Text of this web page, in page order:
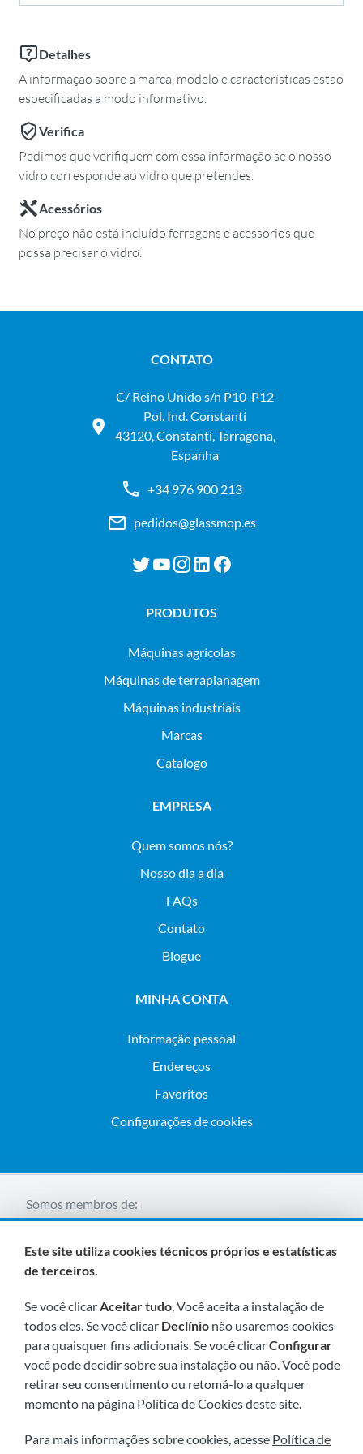
Detalhes
A informação sobre a marca, modelo e características estão
especificadas a modo informativo.
Verifica
Pedimos que verifiquem com essa informação se o nosso
vidro corresponde ao vidro que pretendes.
Acessórios
No preço não está incluído ferragens e acessórios que
possa precisar o vidro.
CONTATO
C/ Reino Unido s/n P10-P12
Pol. Ind. Constantí
43120, Constantí, Tarragona,
Espanha
+34 976 900 213
pedidos@glassmop.es
PRODUTOS
máquinas agrícolas
máquinas de terraplanagem
máquinas industriais
Marcas
Catalogo
EMPRESA
Quem somos nós?
Nosso dia a dia
FAQs
Contato
Blogue
MINHA CONTA
Informação pessoal
Endereços
Favoritos
Configurações de cookies
Somos membros de:
Visite-nos em breve em:
Este site utiliza cookies técnicos próprios e estatísticas
de terceiros.
Se você clicarAceitar tudo, Você aceita a instalação de
todos eles. Se você clicar Declínio não usaremos cookies
para quaisquer fins adicionais. Se você clicarConfigurar
você pode decidir sobre sua instalação ou não. Você pode
retirar seu consentimento ou retomá-lo a qualquer
momento na página Política de Cookies deste site.
Para mais informações sobre cookies, acesse Política de